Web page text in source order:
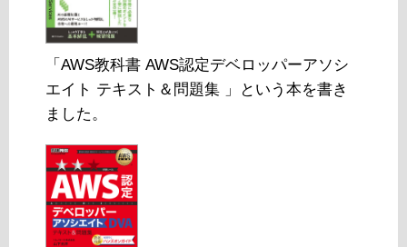
「AWS教科書 AWS認定デベロッパーアソシ
エイト テキスト＆問題集 」という本を書き
ました。